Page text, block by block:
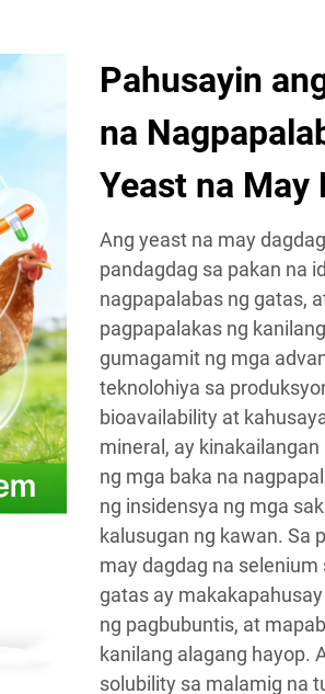
Pahusayin
na
Yeast na May
Ang yeast na may
pandagdag sa pakan na
nagpapalabas ng gatas,
pagpapalakas ng
gumagamit ng mga
teknolohiya sa
bioavailability at
mineral, ay
ng mga baka na
ng insidensya ng mga
kalusugan ng kawan. Sa
may dagdag na
gatas ay
ng pagbubuntis, at
kanilang alagang hayop.
solubility sa malamig na